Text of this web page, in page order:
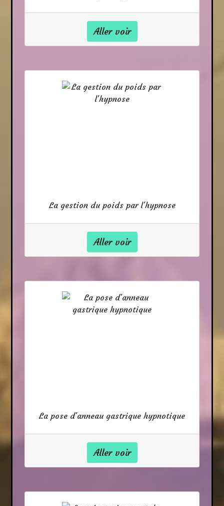
Aller voir
La gestion du poids par l'hypnose
Aller voir
La pose d'anneau gastrique hypnotique
Aller voir